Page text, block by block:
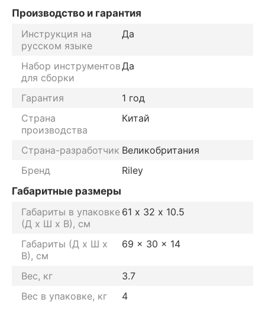
Производство и гарантия
Инструкция на
русском языке
Да
Набор инструментов
для сборки
Да
Гарантия
1 год
Страна
производства
Китай
Страна-разработчик Великобритания
Бренд
Riley
Габаритные размеры
Габариты в упаковке
(Д х Ш х В), см
61 х 32 х 10.5
Габариты (Д х Ш х
В), см
69 x 30 x 14
Вес, кг
3.7
Вес в упаковке, кг
4